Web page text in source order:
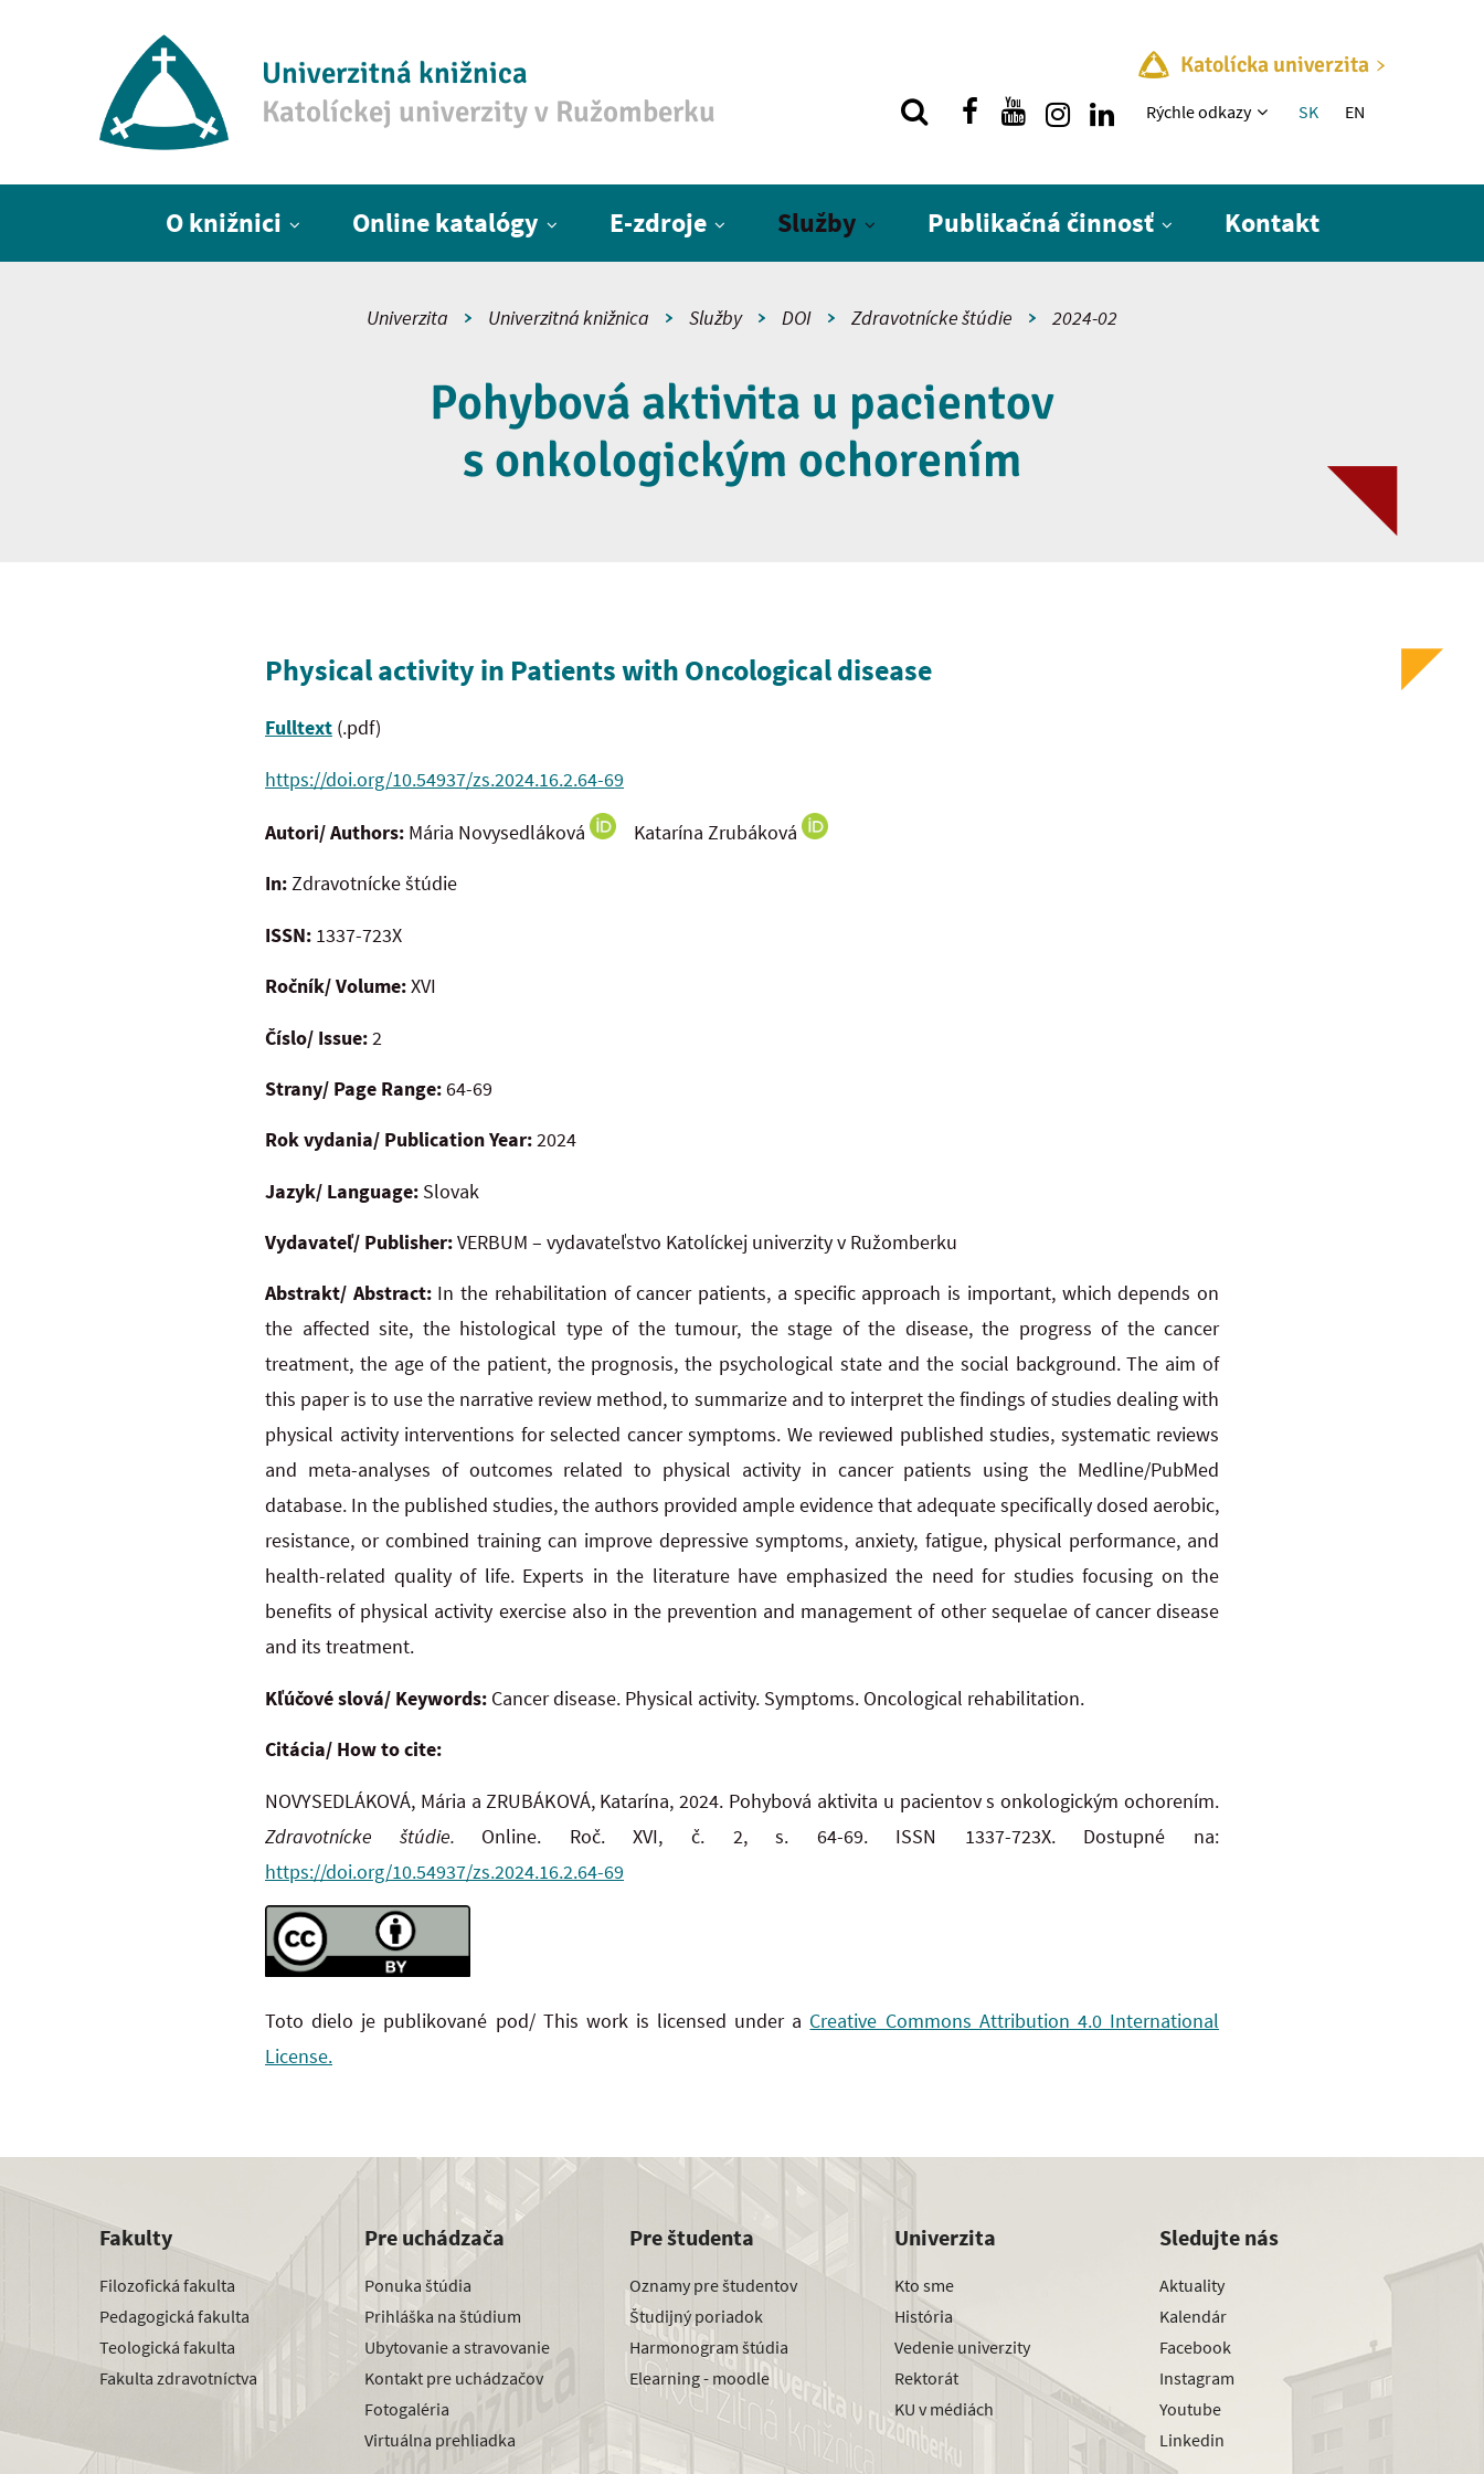
Univerzitná knižnica
Katolíckej univerzity v Ružomberku
Katolícka univerzita
Rýchle menu
Rýchle odkazy SK EN
O knižnici Online katalógy E-zdroje Služby Publikačná činnosť Kontakt
Univerzita Univerzitná knižnica Služby DOI Zdravotnícke štúdie 2024-02
Pohybová aktivita u pacientov
s onkologickým ochorením
Physical activity in Patients with Oncological disease
Fulltext (.pdf)
https://doi.org/10.54937/zs.2024.16.2.64-69
Autori/ Authors: Mária Novysedláková Katarína Zrubáková
In:Zdravotnícke štúdie
ISSN: 1337-723X
Ročník/ Volume:XVI
Číslo/ Issue:2
Strany/ Page Range:64-69
Rok vydania/ Publication Year:2024
Jazyk/ Language: Slovak
Vydavateľ/ Publisher:VERBUM – vydavateľstvo Katolíckej univerzity v Ružomberku
Abstrakt/ Abstract: In the rehabilitation of cancer patients, a specific approach is important, which depends on
the affected site, the histological type of the tumour, the stage of the disease, the progress of the cancer
treatment, the age of the patient, the prognosis, the psychological state and the social background. The aim of
this paper is to use the narrative review method, to summarize and to interpret the findings of studies dealing with
physical activity interventions for selected cancer symptoms. We reviewed published studies, systematic reviews
and meta-analyses of outcomes related to physical activity in cancer patients using the Medline/PubMed
database. In the published studies, the authors provided ample evidence that adequate specifically dosed aerobic,
resistance, or combined training can improve depressive symptoms, anxiety, fatigue, physical performance, and
health-related quality of life. Experts in the literature have emphasized the need for studies focusing on the
benefits of physical activity exercise also in the prevention and management of other sequelae of cancer disease
and its treatment.
Kľúčové slová/ Keywords: Cancer disease. Physical activity. Symptoms. Oncological rehabilitation.
Citácia/ How to cite:
NOVYSEDLÁKOVÁ, Mária a ZRUBÁKOVÁ, Katarína, 2024. Pohybová aktivita u pacientov s onkologickým ochorením.
Zdravotnícke štúdie. Online. Roč. XVI, č. 2, s. 64-69. ISSN 1337-723X. Dostupné na:
https://doi.org/10.54937/zs.2024.16.2.64-69
Toto dielo je publikované pod/ This work is licensed under a Creative Commons Attribution 4.0 International
License.
Fakulty
Filozofická fakulta
Pedagogická fakulta
Teologická fakulta
Fakulta zdravotníctva
Pre uchádzača
Ponuka štúdia
Prihláška na štúdium
Ubytovanie a stravovanie
Kontakt pre uchádzačov
Fotogaléria
Virtuálna prehliadka
Pre študenta
Oznamy pre študentov
Študijný poriadok
Harmonogram štúdia
Elearning - moodle
Univerzita
Kto sme
História
Vedenie univerzity
Rektorát
KU v médiách
Sledujte nás
Aktuality
Kalendár
Facebook
Instagram
Youtube
Linkedin